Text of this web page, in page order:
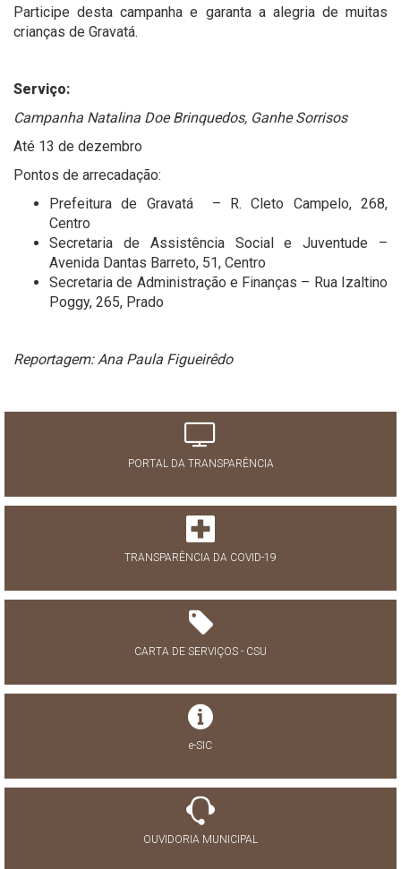
Participe desta campanha e garanta a alegria de muitas
crianças de Gravatá.
Serviço:
Campanha Natalina Doe Brinquedos, Ganhe Sorrisos
Até 13 de dezembro
Pontos de arrecadação:
Prefeitura de Gravatá –
R. Cleto Campelo, 268,
Centro
Secretaria de Assistência Social e Juventude –
Avenida Dantas Barreto, 51, Centro
Secretaria de Administração e Finanças – Rua Izaltino
Poggy, 265, Prado
Reportagem: Ana Paula Figueirêdo
PORTAL DA TRANSPARÊNCIA
TRANSPARÊNCIA DA COVID-19
CARTA DE SERVIÇOS - CSU
e-SIC
OUVIDORIA MUNICIPAL